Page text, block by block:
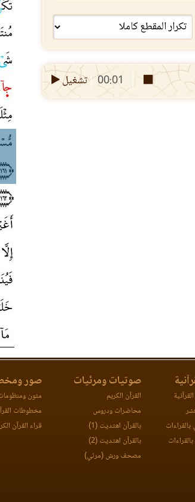
00:01 تشغيل
صوتيات ومرئيات
القرآن الكريم
محاضرات ودروس
بالقرآن اهتديت (1)
بالقرآن اهتديت (2)
مصحف ورش (مرئي)
صور
متون
مخطوطات
قراء القرآن